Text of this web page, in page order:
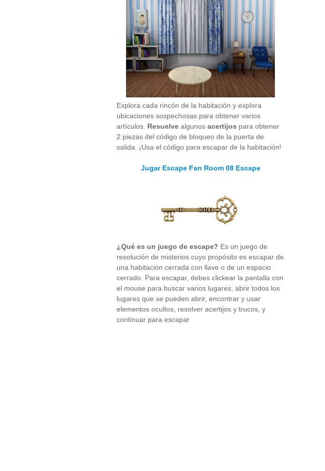
Explora cada rincón de la habitación y explora
ubicaciones sospechosas para obtener varios
artículos. Resuelve algunos acertijos para obtener
2 piezas del código de bloqueo de la puerta de
salida. ¡Usa el código para escapar de la habitación!
Jugar Escape Fan Room 08 Escape
¿Qué es un juego de escape? Es un juego de
resolución de misterios cuyo propósito es escapar de
una habitación cerrada con llave o de un espacio
cerrado. Para escapar, debes clickear la pantalla con
el mouse para buscar varios lugares, abrir todos los
lugares que se pueden abrir, encontrar y usar
elementos ocultos, resolver acertijos y trucos, y
continuar para escapar